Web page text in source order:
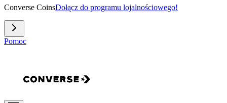
Converse CoinsDołącz do programu lojalnościowego!
Pomoc